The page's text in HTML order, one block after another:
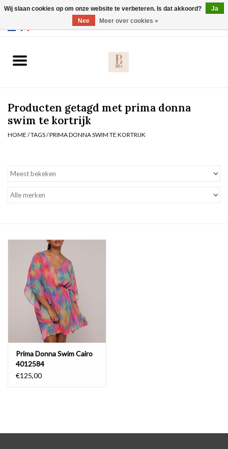
Slip
Body
Solden
Lingerie-accessoires
Cadeaubonnen
Producten getagd met prima donna
swim te kortrijk
HOME /TAGS/PRIMA DONNA SWIM TE KORTRIJK
Prima Donna Swim Cairo
4012584
€125,00
Wij slaan cookies op om onze website te verbeteren. Is dat akkoord?
Ja
Nee
Meer over cookies »
Webshop werkt met EU maten. .